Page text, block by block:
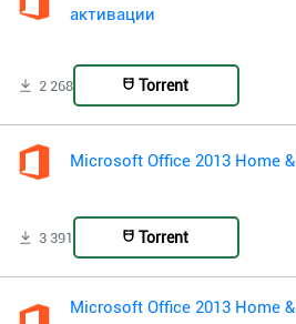
активации
2 268 Torrent
Microsoft Office 2013 Home
3 391 Torrent
Microsoft Office 2013 Home